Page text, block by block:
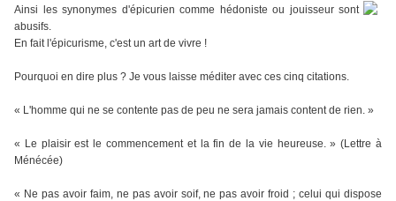
Ainsi les synonymes d'épicurien comme hédoniste ou jouisseur sont
abusifs.
En fait l'épicurisme, c'est un art de vivre !
Pourquoi en dire plus ? Je vous laisse méditer avec ces cinq citations.
« L'homme qui ne se contente pas de peu ne sera jamais content de rien. »
« Le plaisir est le commencement et la fin de la vie heureuse. » (Lettre à
Ménécée)
« Ne pas avoir faim, ne pas avoir soif, ne pas avoir froid ; celui qui dispose